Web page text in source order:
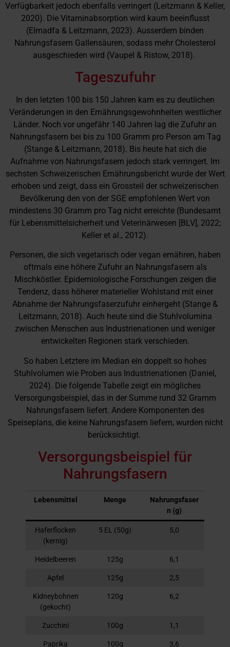
Verfügbarkeit jedoch ebenfalls verringert (Leitzmann & Keller,
2020). Die Vitaminabsorption wird kaum beeinflusst
(Elmadfa & Leitzmann, 2023). Ausserdem binden
Nahrungsfasern Gallensäuren, sodass mehr Cholesterol
ausgeschieden wird (Vaupel & Ristow, 2018).
Tageszufuhr
In den letzten 100 bis 150 Jahren kam es zu deutlichen
Veränderungen in den Ernährungsgewohnheiten westlicher
Länder. Noch vor ungefähr 140 Jahren lag die Zufuhr an
Nahrungsfasern bei bis zu 100 Gramm pro Person am Tag
(Stange & Leitzmann, 2018). Bis heute hat sich die
Aufnahme von Nahrungsfasern jedoch stark verringert. Im
sechsten Schweizerischen Ernährungsbericht wurde der Wert
erhoben und zeigt, dass ein Grossteil der schweizerischen
Bevölkerung den von der SGE empfohlenen Wert von
mindestens 30 Gramm pro Tag nicht erreichte (Bundesamt
für Lebensmittelsicherheit und Veterinärwesen [BLV], 2022;
Keller et al., 2012).
Personen, die sich vegetarisch oder vegan ernähren, haben
oftmals eine höhere Zufuhr an Nahrungsfasern als
Mischköstler. Epidemiologische Forschungen zeigen die
Tendenz, dass höherer materieller Wohlstand mit einer
Abnahme der Nahrungsfaserzufuhr einhergeht (Stange &
Leitzmann, 2018). Auch heute sind die Stuhlvolumina
zwischen Menschen aus Industrienationen und weniger
entwickelten Regionen stark verschieden.
So haben Letztere im Median ein doppelt so hohes
Stuhlvolumen wie Proben aus Industrienationen (Daniel,
2024). Die folgende Tabelle zeigt ein mögliches
Versorgungsbeispiel, das in der Summe rund 32 Gramm
Nahrungsfasern liefert. Andere Komponenten des
Speiseplans, die keine Nahrungsfasern liefern, wurden nicht
berücksichtigt.
Versorgungsbeispiel für
Nahrungsfasern
Lebensmittel Menge
Nahrungsfaser
n (g)
Haferflocken
(kernig)
5 EL (50g) 5,0
Heidelbeeren 125g 6,1
Apfel 125g 2,5
Kidneybohnen
(gekocht)
120g 6,2
Zucchini 100g 1,1
Paprika 100g 3,6